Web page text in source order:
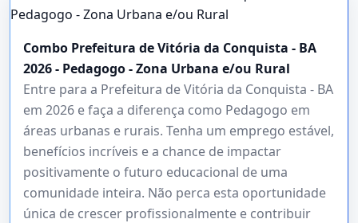
Combo Prefeitura de Vitória da Conquista - BA
2026 - Pedagogo - Zona Urbana e/ou Rural
Entre para a Prefeitura de Vitória da Conquista - BA
em 2026 e faça a diferença como Pedagogo em
áreas urbanas e rurais. Tenha um emprego estável,
benefícios incríveis e a chance de impactar
positivamente o futuro educacional de uma
comunidade inteira. Não perca esta oportunidade
única de crescer profissionalmente e contribuir